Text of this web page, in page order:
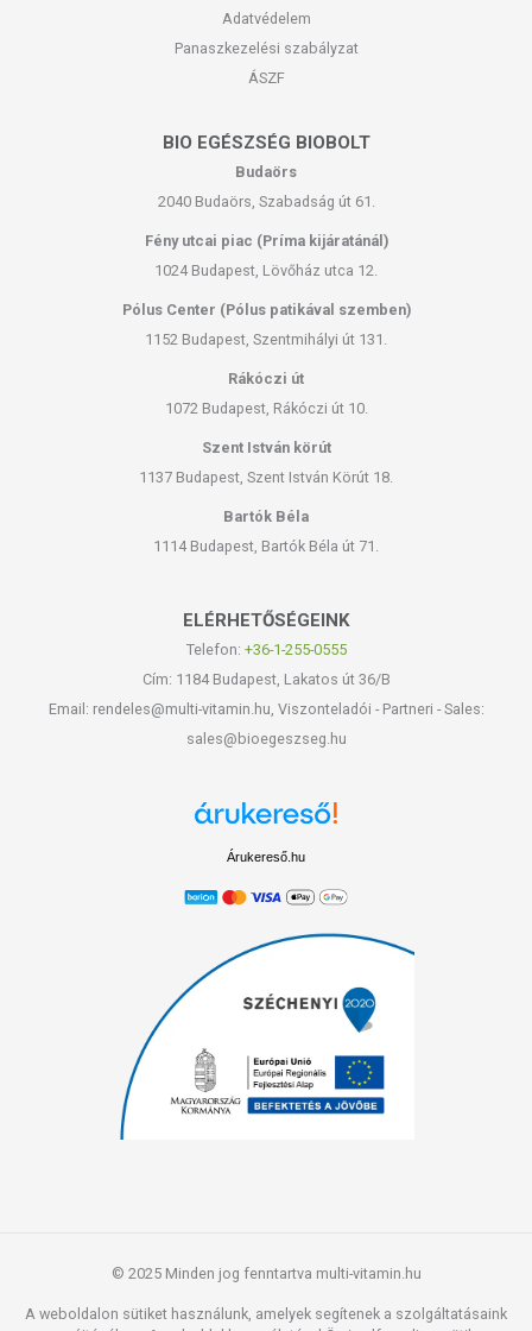
Adatvédelem
Panaszkezelési szabályzat
ÁSZF
BIO EGÉSZSÉG BIOBOLT
Budaörs
2040 Budaörs, Szabadság út 61.
Fény utcai piac (Príma kijáratánál)
1024 Budapest, Lövőház utca 12.
Pólus Center (Pólus patikával szemben)
1152 Budapest, Szentmihályi út 131.
Rákóczi út
1072 Budapest, Rákóczi út 10.
Szent István körút
1137 Budapest, Szent István Körút 18.
Bartók Béla
1114 Budapest, Bartók Béla út 71.
ELÉRHETŐSÉGEINK
Telefon: +36-1-255-0555
Cím: 1184 Budapest, Lakatos út 36/B
Email: rendeles@multi-vitamin.hu, Viszonteladói - Partneri - Sales:
sales@bioegeszseg.hu
Árukereső.hu
© 2025 Minden jog fenntartva multi-vitamin.hu
A weboldalon sütiket használunk, amelyek segítenek a szolgáltatásaink